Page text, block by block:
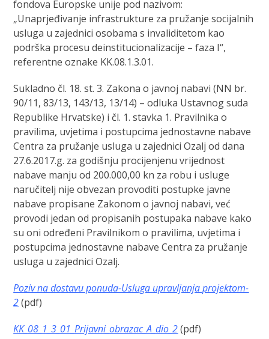
fondova Europske unije pod nazivom:
„Unaprjeđivanje infrastrukture za pružanje socijalnih
usluga u zajednici osobama s invaliditetom kao
podrška procesu deinstitucionalizacije – faza I“,
referentne oznake KK.08.1.3.01.
Sukladno čl. 18. st. 3. Zakona o javnoj nabavi (NN br.
90/11, 83/13, 143/13, 13/14) – odluka Ustavnog suda
Republike Hrvatske) i čl. 1. stavka 1. Pravilnika o
pravilima, uvjetima i postupcima jednostavne nabave
Centra za pružanje usluga u zajednici Ozalj od dana
27.6.2017.g. za godišnju procijenjenu vrijednost
nabave manju od 200.000,00 kn za robu i usluge
naručitelj nije obvezan provoditi postupke javne
nabave propisane Zakonom o javnoj nabavi, već
provodi jedan od propisanih postupaka nabave kako
su oni određeni Pravilnikom o pravilima, uvjetima i
postupcima jednostavne nabave Centra za pružanje
usluga u zajednici Ozalj.
Poziv na dostavu ponuda-Usluga upravljanja projektom-
2(pdf)
KK_08_1_3_01_Prijavni_obrazac_A_dio_2(pdf)